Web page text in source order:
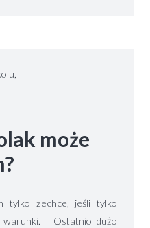
może
tylko zechce, jeśli tylko
warunki. Ostatnio dużo